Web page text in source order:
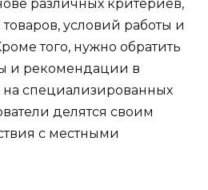
различных критериев,
условий работы и
того, нужно обратить
и рекомендации в
на специализированных
делятся своим
с местными